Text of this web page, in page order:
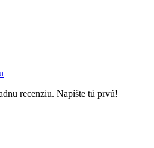
recenziu. Napíšte tú prvú!